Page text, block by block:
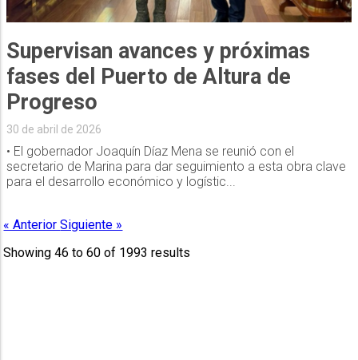
Supervisan avances y próximas
fases del Puerto de Altura de
Progreso
30 de abril de 2026
• El gobernador Joaquín Díaz Mena se reunió con el
secretario de Marina para dar seguimiento a esta obra clave
para el desarrollo económico y logístic...
« AnteriorSiguiente »
Showing46 to60 of 1993 results